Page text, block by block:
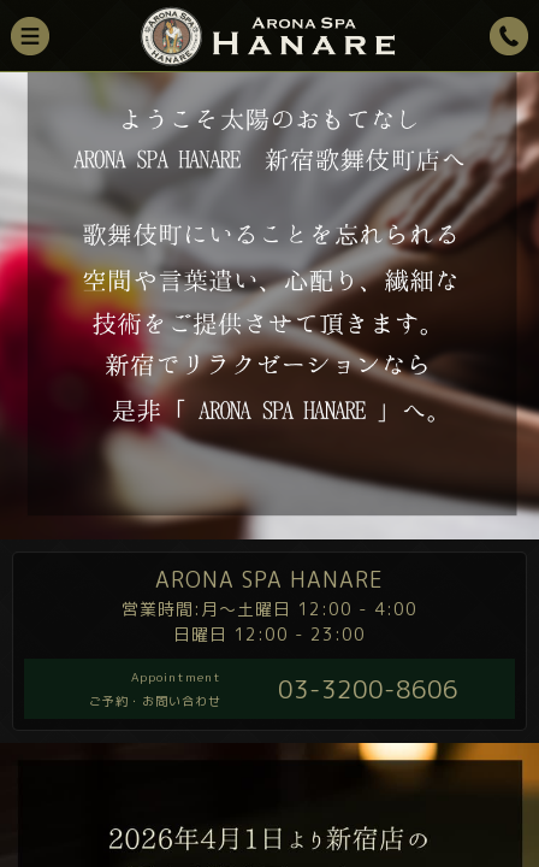
ARONA SPA HANARE
営業時間:月～土曜日 12:00 - 4:00
日曜日 12:00 - 23:00
Appointment
ご予約・お問い合わせ
03-3200-8606